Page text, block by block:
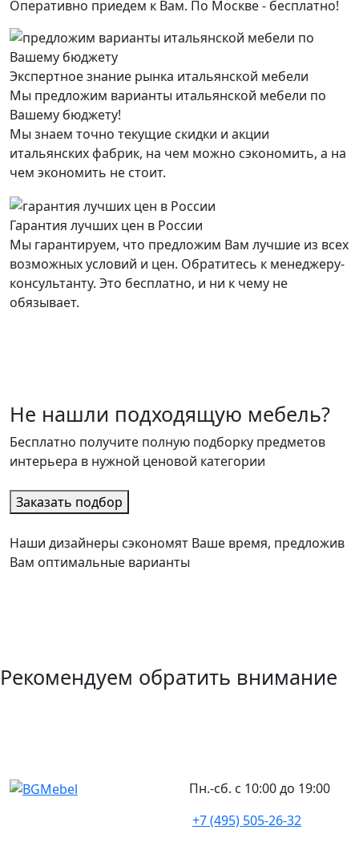
Оперативно приедем к Вам. По Москве - бесплатно!
Экспертное знание рынка итальянской мебели
Мы предложим варианты итальянской мебели по
Вашему бюджету!
Мы знаем точно текущие скидки и акции
итальянских фабрик, на чем можно сэкономить, а на
чем экономить не стоит.
Гарантия лучших цен в России
Мы гарантируем, что предложим Вам лучшие из всех
возможных условий и цен. Обратитесь к менеджеру-
консультанту. Это бесплатно, и ни к чему не
обязывает.
Не нашли подходящую мебель?
Бесплатно получите полную подборку предметов
интерьера в нужной ценовой категории
Заказать подбор
Наши дизайнеры сэкономят Ваше время, предложив
Вам оптимальные варианты
Рекомендуем обратить внимание
Пн.-сб. с 10:00 до 19:00
+7 (495) 505-26-32